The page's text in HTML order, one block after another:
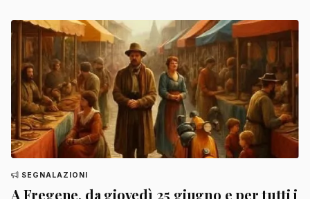
SEGNALAZIONI
A Fregene, da giovedì 25 giugno e per tutti i